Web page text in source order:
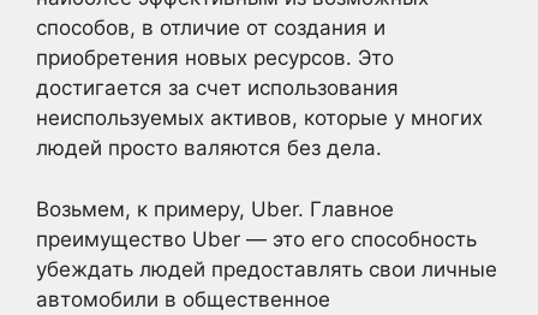
способов, в отличие от создания и
приобретения новых ресурсов. Это
достигается за счет использования
неиспользуемых активов, которые у многих
людей просто валяются без дела.
Возьмем, к примеру, Uber. Главное
преимущество Uber — это его способность
убеждать людей предоставлять свои личные
автомобили в общественное